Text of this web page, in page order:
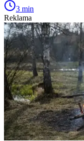
3 min
Reklama